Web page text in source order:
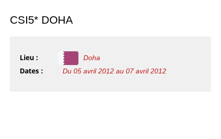
CSI5* DOHA
Lieu : Doha
Dates : Du 05 avril 2012 au 07 avril 2012